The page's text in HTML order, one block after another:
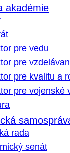
akadémie
pre vedu
pre
pre kvalitu a
pre vojenské
rada
senát